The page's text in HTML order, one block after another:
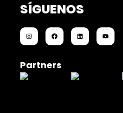
SÍGUENOS
Partners